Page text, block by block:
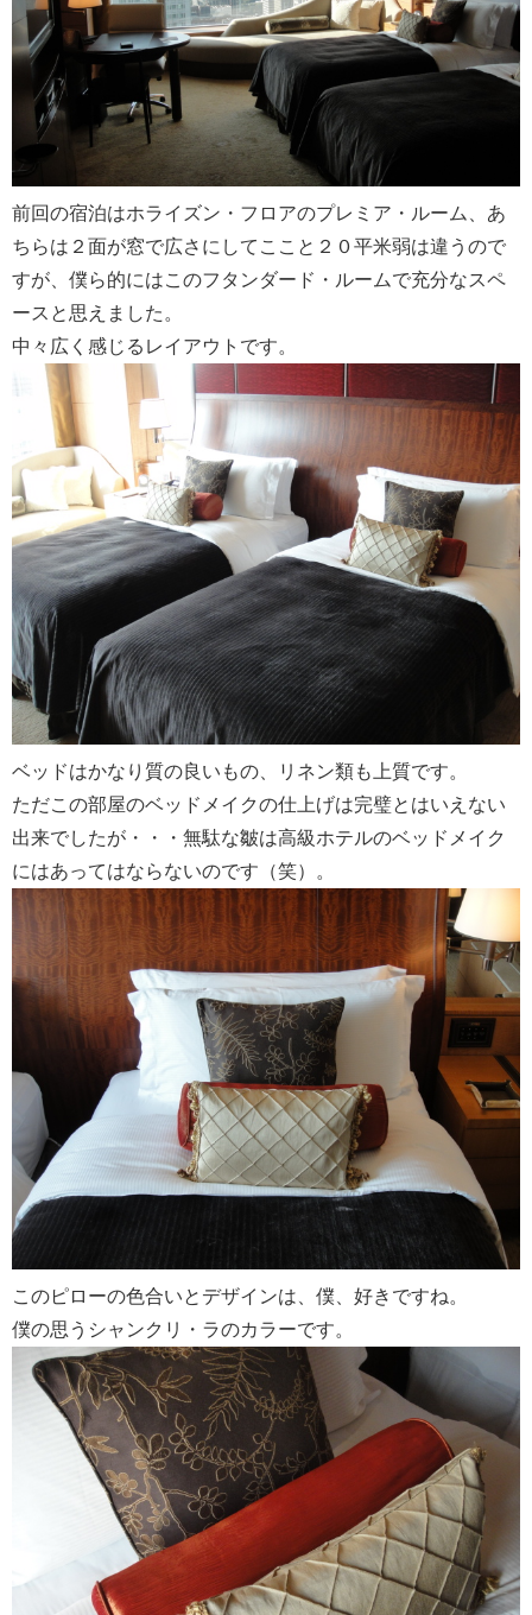
前回の宿泊はホライズン・フロアのプレミア・ルーム、あ
ちらは２面が窓で広さにしてここと２０平米弱は違うので
すが、僕ら的にはこのフタンダード・ルームで充分なスペ
ースと思えました。
中々広く感じるレイアウトです。
ベッドはかなり質の良いもの、リネン類も上質です。
ただこの部屋のベッドメイクの仕上げは完璧とはいえない
出来でしたが・・・無駄な皺は高級ホテルのベッドメイク
にはあってはならないのです（笑）。
このピローの色合いとデザインは、僕、好きですね。
僕の思うシャンクリ・ラのカラーです。